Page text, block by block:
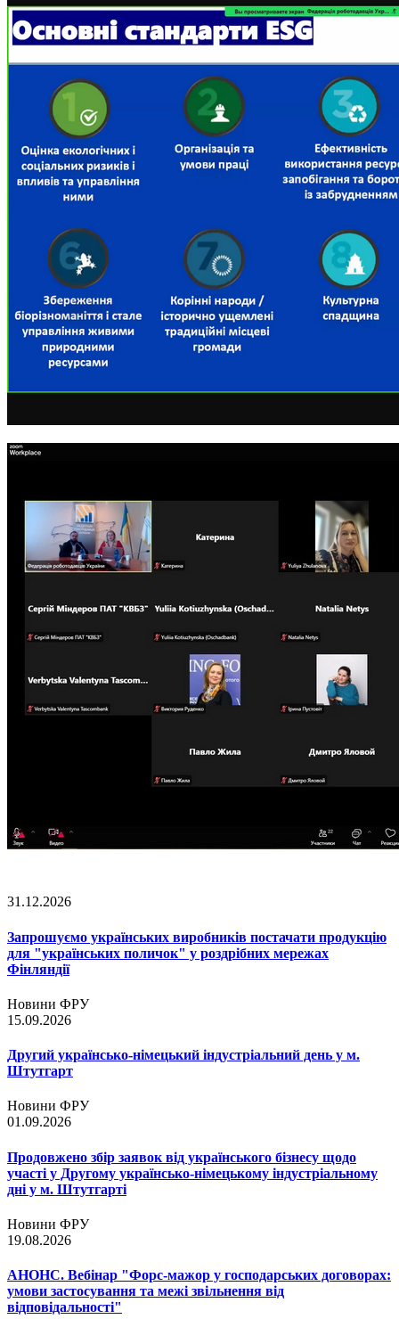
31.12.2026
Запрошуємо українських виробників постачати продукцію
для "українських поличок" у роздрібних мережах
Фінляндії
Новини ФРУ
15.09.2026
Другий українсько-німецький індустріальний день у м.
Штутгарт
Новини ФРУ
01.09.2026
Продовжено збір заявок від українського бізнесу щодо
участі у Другому українсько-німецькому індустріальному
дні у м. Штутгарті
Новини ФРУ
19.08.2026
АНОНС. Вебінар "Форс-мажор у господарських договорах:
умови застосування та межі звільнення від
відповідальності"